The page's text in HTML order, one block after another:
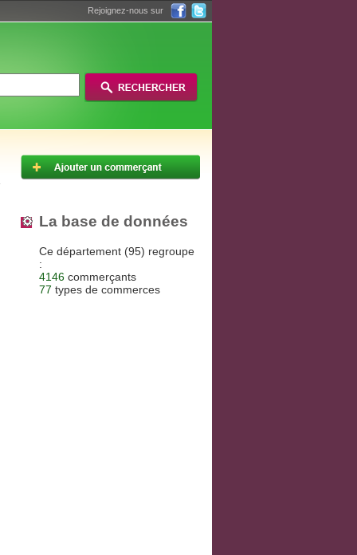
Rejoignez-nous sur
La base de données
Ce département (95) regroupe
:
4146 commerçants
77 types de commerces